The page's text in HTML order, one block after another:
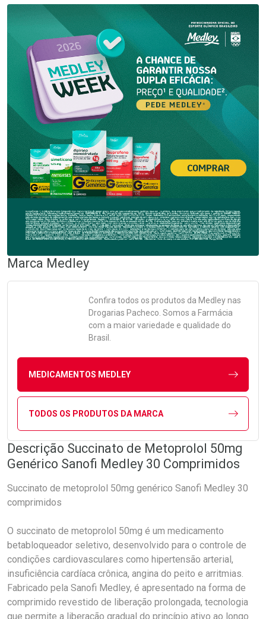
Marca Medley
Confira todos os produtos da Medleynas
Drogarias Pacheco. Somos a Farmácia
com a maior variedade e qualidade do
Brasil.
MEDICAMENTOS MEDLEY
TODOS OS PRODUTOS DA MARCA
Descrição Succinato de Metoprolol 50mg
Genérico Sanofi Medley 30 Comprimidos
Succinato de metoprolol 50mg genérico Sanofi Medley 30
comprimidos
O succinato de metoprolol 50mg é um medicamento
betabloqueador seletivo, desenvolvido para o controle de
condições cardiovasculares como hipertensão arterial,
insuficiência cardíaca crônica, angina do peito e arritmias.
Fabricado pela Sanofi Medley, é apresentado na forma de
comprimido revestido de liberação prolongada, tecnologia
que permite a liberação gradual do princípio ativo ao longo